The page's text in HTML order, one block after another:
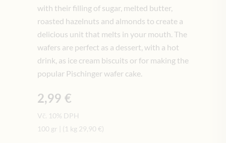
with their filling of sugar, melted butter,
roasted hazelnuts and almonds to create a
delicious unit that melts in your mouth. The
wafers are perfect as a dessert, with a hot
drink, as ice cream biscuits or for making the
popular Pischinger wafer cake.
2,99 €
Vč. 10% DPH
100 gr
(1 kg 29,90 €)